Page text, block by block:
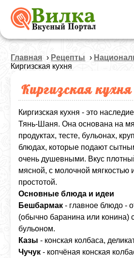
Главная › Рецепты ›
Киргизская кухня
Киргизская кухня
Киргизская кухня - это
Тянь‑Шаня. Она основана на
продуктах, тесте, бульонах,
блюдах, которые подают
очень душевными. Вкус
мясной, с молочной мягкостью
простотой.
Основные блюда и идеи
Бешбармак - главное блюдо -
(обычно баранина или конина)
бульоном.
Казы - конская колбаса,
Чучук - копчёная конская